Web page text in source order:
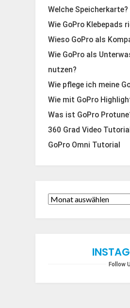
Welche Speicherkarte?
Wie GoPro Klebepads
Wieso GoPro als
Wie GoPro als
nutzen?
Wie pflege ich meine
Wie mit GoPro
Was ist GoPro
360 Grad Video Tutorial
GoPro Omni Tutorial
Follow